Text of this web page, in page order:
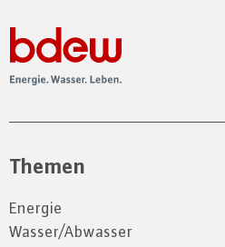
Themen
Energie
Wasser/Abwasser